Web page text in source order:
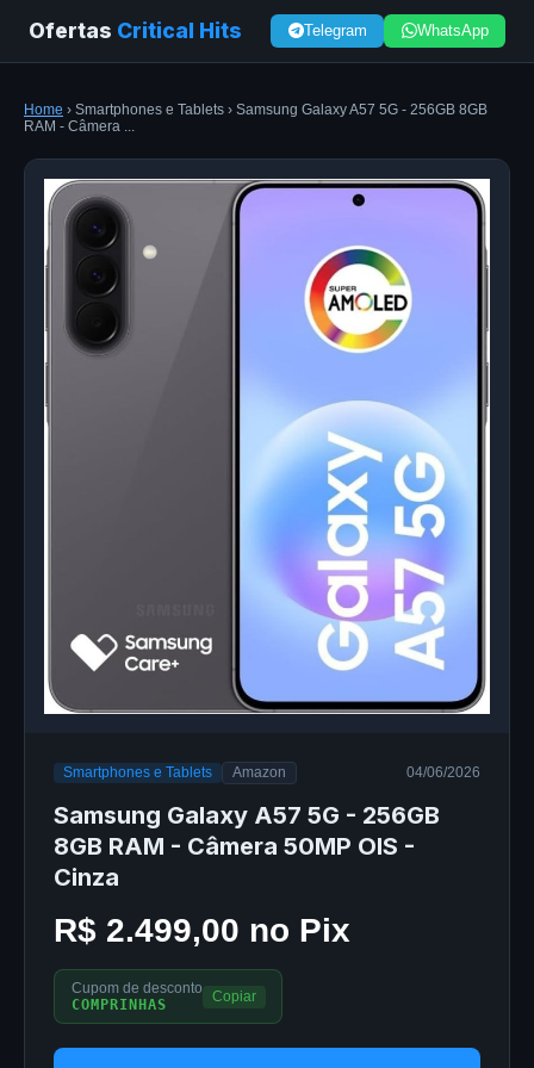
Ofertas Critical Hits Telegram WhatsApp
Home › Smartphones e Tablets › Samsung Galaxy A57 5G - 256GB 8GB
RAM - Câmera ...
Smartphones e Tablets Amazon 04/06/2026
Samsung Galaxy A57 5G - 256GB
8GB RAM - Câmera 50MP OIS -
Cinza
R$ 2.499,00 no Pix
Cupom de desconto
COMPRINHAS
Copiar